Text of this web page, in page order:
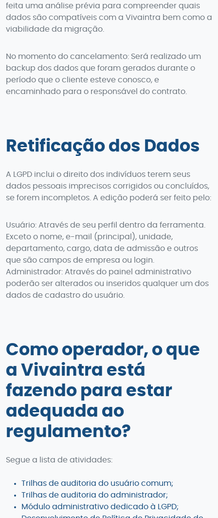
feita uma análise prévia para compreender quais
dados são compatíveis com a Vivaintra bem como a
viabilidade da migração.
No momento do cancelamento: Será realizado um
backup dos dados que foram gerados durante o
período que o cliente esteve conosco, e
encaminhado para o responsável do contrato.
Retificação dos Dados
A LGPD inclui o direito dos indivíduos terem seus
dados pessoais imprecisos corrigidos ou concluídos,
se forem incompletos. A edição poderá ser feito pelo:
Usuário: Através de seu perfil dentro da ferramenta.
Exceto o nome, e-mail (principal), unidade,
departamento, cargo, data de admissão e outros
que são campos de empresa ou login.
Administrador: Através do painel administrativo
poderão ser alterados ou inseridos qualquer um dos
dados de cadastro do usuário.
Como operador, o que
a Vivaintra está
fazendo para estar
adequada ao
regulamento?
Segue a lista de atividades:
Trilhas de auditoria do usuário comum;
Trilhas de auditoria do administrador;
Módulo administrativo dedicado à LGPD;